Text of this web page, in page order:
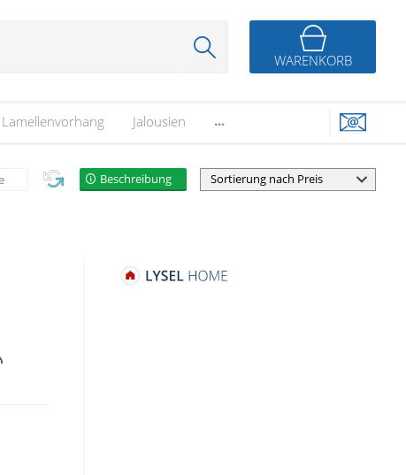
WARENKORB
Lamellenvorhang Jalousien ...
Beschreibung